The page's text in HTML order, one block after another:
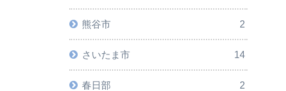
熊谷市 2
さいたま市 14
春日部 2